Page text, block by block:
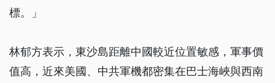
標。」
林郁方表示，東沙島距離中國較近位置敏感，軍事價
值高，近來美國、中共軍機都密集在巴士海峽與西南